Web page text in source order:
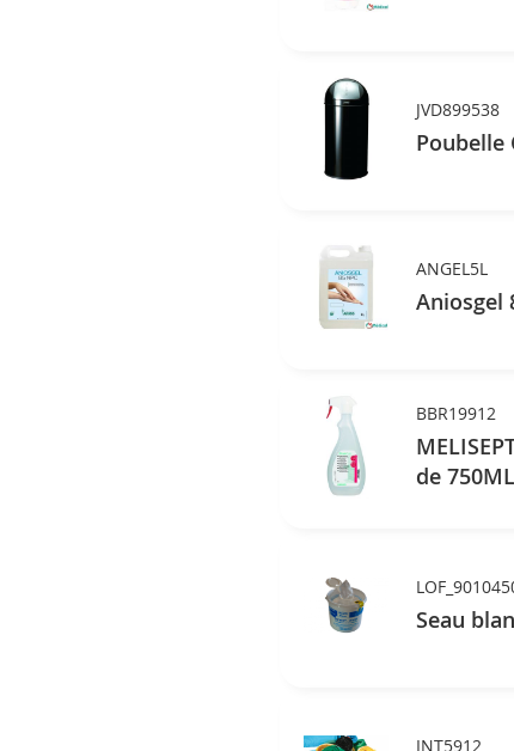
JVD899538
Poubelle
ANGEL5L
Aniosgel
BBR19912
de 750ML
Seau
INT5912